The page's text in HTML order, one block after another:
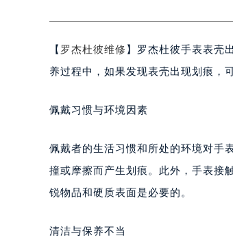
绍兴市越城区胜利东
嘉兴市南湖区广益路
济南市历下区经十路
广州市越秀区环市东
深圳市罗湖区深南东
惠州市惠城区江北文
【 罗杰杜彼维修 】罗杰杜彼手表表壳
养过程中，如果发现表壳出现划痕，
佩戴习惯与环境因素
佩戴者的生活习惯和所处的环境对手
撞或摩擦而产生划痕。此外，手表接
锐物品和硬质表面是必要的。
清洁与保养不当